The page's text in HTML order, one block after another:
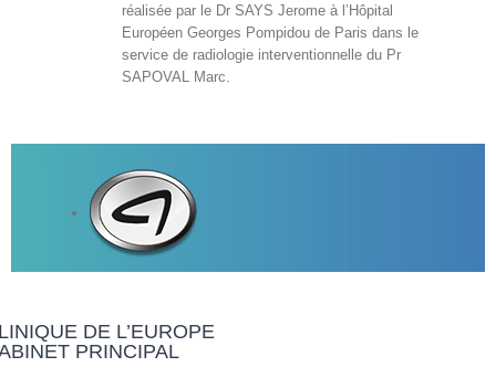
réalisée par le Dr SAYS Jerome à l’Hôpital
Européen Georges Pompidou de Paris dans le
service de radiologie interventionnelle du Pr
SAPOVAL Marc.
DE L’EUROPE
PRINCIPAL